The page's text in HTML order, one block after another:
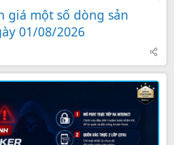
giá một số dòng sản
01/08/2026